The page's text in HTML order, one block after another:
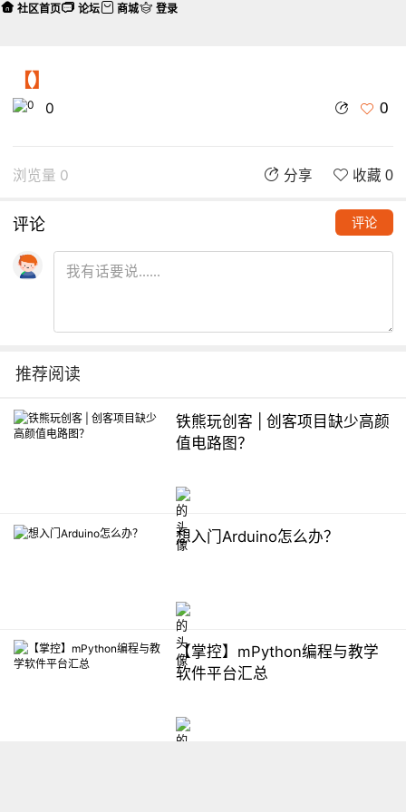
【】
0 0
浏览量 0 分享 收藏 0
评论 评论
推荐阅读
铁熊玩创客 | 创客项目缺少高颜
值电路图？
想入门Arduino怎么办？
【掌控】mPython编程与教学
软件平台汇总
社区首页 论坛 商城 登录